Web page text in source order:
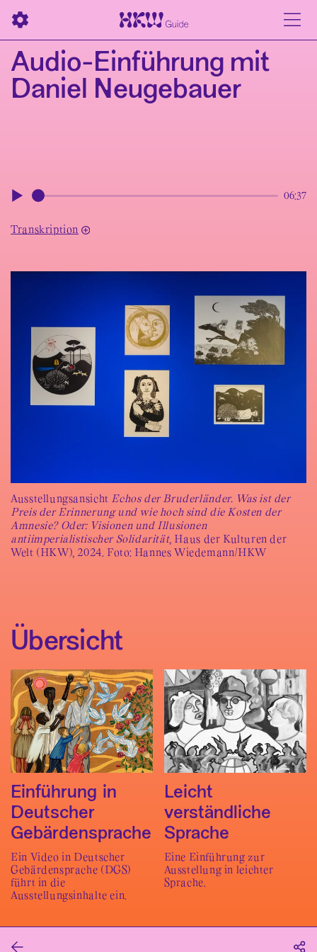
Audio-Einführung mit
Daniel Neugebauer
06:37
Transkription
Ausstellungsansicht Echos der Bruderländer. Was ist der
Preis der Erinnerung und wie hoch sind die Kosten der
Amnesie? Oder: Visionen und Illusionen
antiimperialistischer Solidarität, Haus der Kulturen der
Welt (HKW), 2024. Foto: Hannes Wiedemann/HKW
Übersicht
Einführung in
Deutscher
Gebärdensprache
Ein Video in Deutscher
Gebärdensprache (DGS)
führt in die
Ausstellungsinhalte ein.
Leicht
verständliche
Sprache
Eine Einführung zur
Ausstellung in leichter
Sprache.